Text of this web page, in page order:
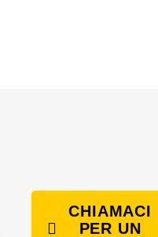
CHIAMACI
PER UN